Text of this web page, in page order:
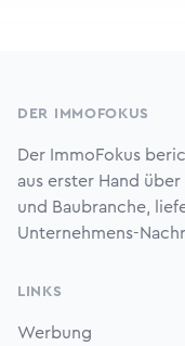
DER IMMOFOKUS
Der ImmoFokus
aus erster Hand
und Baubranche,
Unternehmens-
LINKS
Werbung